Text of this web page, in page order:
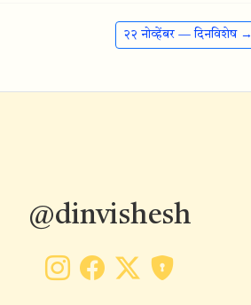
२२ नोव्हेंबर — दिनविशेष →
@dinvishesh